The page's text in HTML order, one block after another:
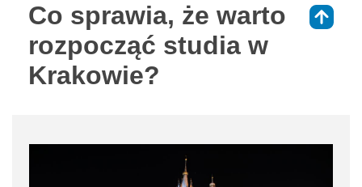
Co sprawia, że warto
rozpocząć studia w
Krakowie?